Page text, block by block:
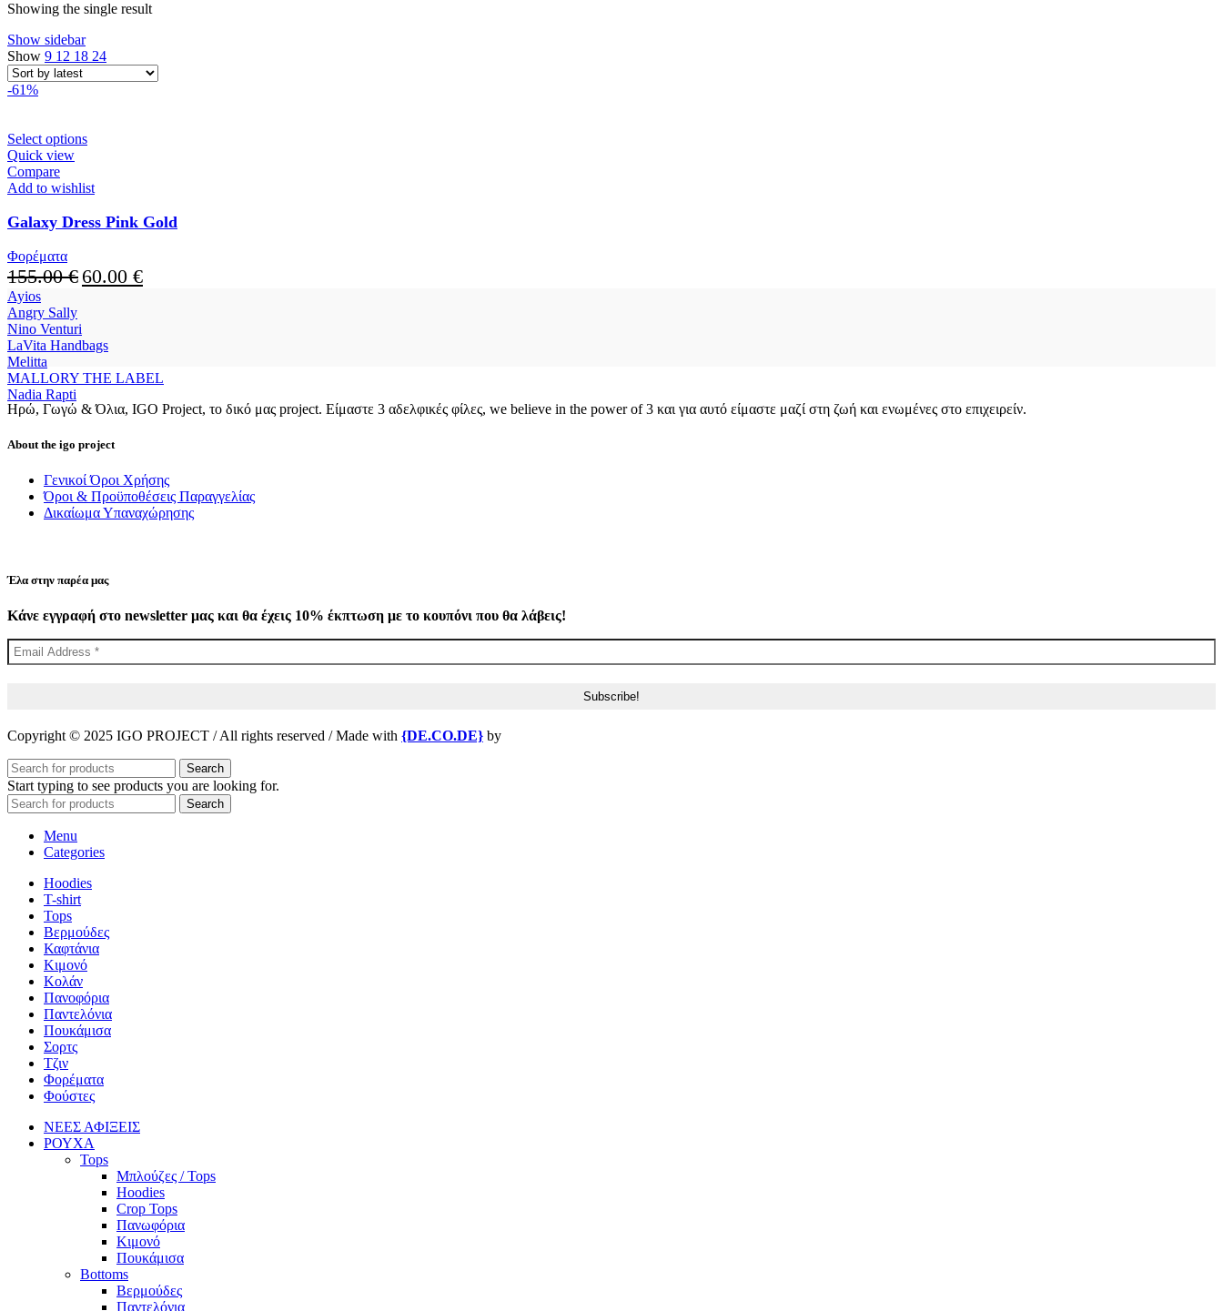
Showing the single result
Show sidebar
Show 9 12 18 24
-61%
Select optionsThis
multiple
The
be
chosen
page
Quick view
Compare
Add to wishlist
Galaxy Dress Pink Gold
Φορέματα
155.00€ Original
price
60.00 €Current
price
Ayios
Angry Sally
Nino Venturi
LaVita Handbags
Melitta
MALLORY THE LABEL
Nadia Rapti
Ηρώ, Γωγώ & Όλια, IGO Project, το δικό μας project. Είμαστε 3 αδελφικές φίλες, we believe in the power of 3 και για αυτό είμαστε μαζί στη ζωή και ενωμένες στο επιχειρείν.
About the igo project
Γενικοί Όροι Χρήσης
Όροι & Προϋποθέσεις Παραγγελίας
Δικαίωμα Υπαναχώρησης
Έλα στην παρέα μας
Κάνε εγγραφή στο newsletter μας και θα έχεις 10% έκπτωση με το κουπόνι που θα λάβεις!
Copyright © 2025 IGO PROJECT / All rights reserved / Made with {DE.CO.DE} by
Search
Start typing to see products you are looking for.
Search
Menu
Categories
Hoodies
T-shirt
Tops
Βερμούδες
Καφτάνια
Κιμονό
Κολάν
Πανοφόρια
Παντελόνια
Πουκάμισα
Σορτς
Τζιν
Φορέματα
Φούστες
ΝΕΕΣ ΑΦΙΞΕΙΣ
ΡΟΥΧΑ
Tops
Μπλούζες / Tops
Hoodies
Crop Tops
Πανωφόρια
Κιμονό
Πουκάμισα
Bottoms
Βερμούδες
Παντελόνια